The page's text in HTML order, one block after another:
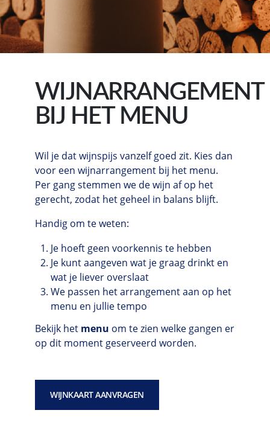
WIJNARRANGEMENT
BIJ HET MENU​
Wil je dat wijnspijs vanzelf goed zit. Kies dan
voor een wijnarrangement bij het menu.
Per gang stemmen we de wijn af op het
gerecht, zodat het geheel in balans blijft.
Handig om te weten:
Je hoeft geen voorkennis te hebben
Je kunt aangeven wat je graag drinkt en
wat je liever overslaat
We passen het arrangement aan op het
menu en jullie tempo
Bekijk het menu om te zien welke gangen er
op dit moment geserveerd worden.
WIJNKAART AANVRAGEN